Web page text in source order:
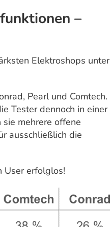
–
Elektroshops unter
Pearl und Comtech.
Tester dennoch in einer
mehrere offene
ausschließlich die
User erfolglos!